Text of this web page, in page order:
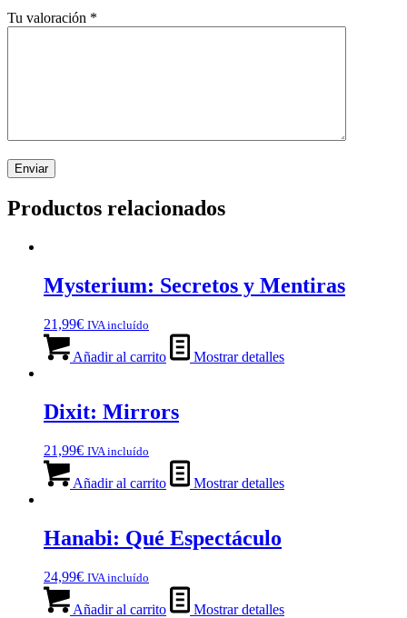
Tu valoración *
Productos relacionados
Mysterium: Secretos y Mentiras
21,99€ IVA incluído
Añadir al carrito Mostrar detalles
Dixit: Mirrors
21,99€ IVA incluído
Añadir al carrito Mostrar detalles
Hanabi: Qué Espectáculo
24,99€ IVA incluído
Añadir al carrito Mostrar detalles